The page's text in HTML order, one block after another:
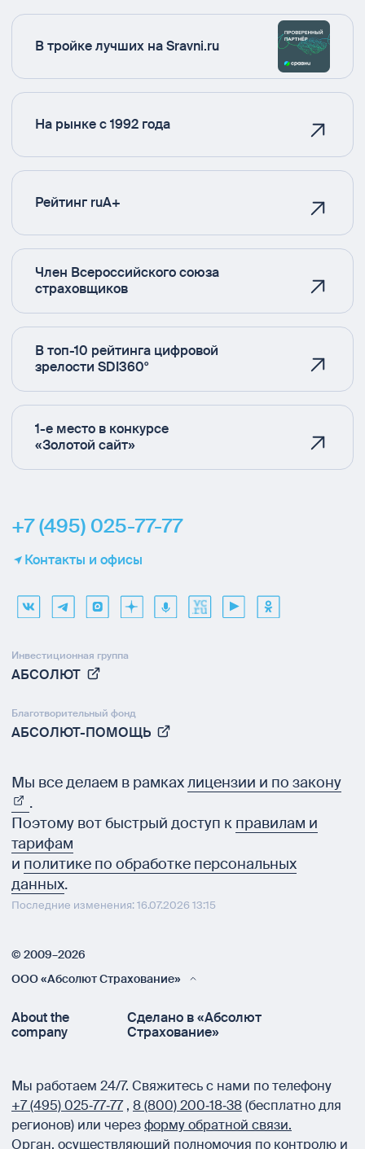
В тройке лучших на Sravni.ru
На рынке с 1992 года
Рейтинг ruA+
Член Всероссийского союза
страховщиков
В топ-10 рейтинга цифровой
зрелости SDI360°
1-е место в конкурсе
«Золотой сайт»
+7 (495) 025-77-77
Контакты и офисы
Инвестиционная группа
АБСОЛЮТ
Благотворительный фонд
АБСОЛЮТ-ПОМОЩЬ
Мы все делаем в рамкахлицензии и по закону
.
Поэтому вот быстрый доступ к правилам и
тарифам
и политике по обработке персональных
данных.
Последние изменения: 16.07.2026 13:15
© 2009–2026
ООО «Абсолют Страхование»
About the
company
Сделано в «Абсолют
Страхование»
Мы работаем 24/7. Свяжитесь с нами по телефону
+7 (495) 025‑77‑77 , 8 (800) 200‑18‑38(бесплатно для
регионов) или черезформу обратной связи.
Орган, осуществляющий полномочия по контролю и